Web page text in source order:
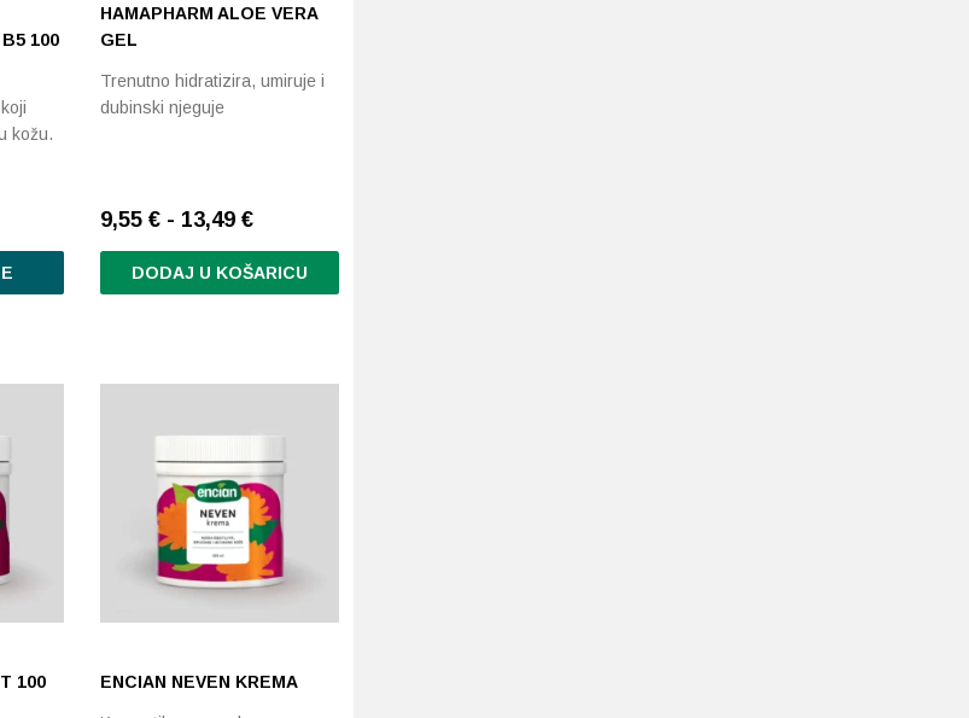
100
kožu.
HAMAPHARM ALOE VERA
GEL
Trenutno hidratizira, umiruje i
dubinski njeguje
9,55 € - 13,49 €
DODAJ U KOŠARICU
više
odabrati
100
ENCIAN NEVEN KREMA